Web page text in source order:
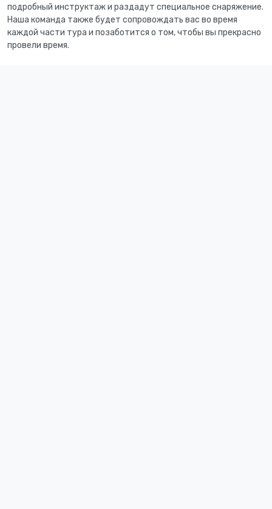
подробный инструктаж и раздадут специальное снаряжение.
Наша команда также будет сопровождать вас во время
каждой части тура и позаботится о том, чтобы вы прекрасно
провели время.